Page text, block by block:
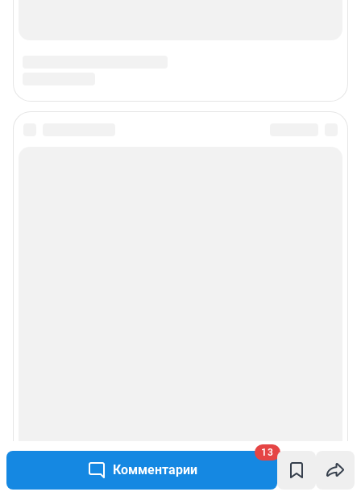
Комментарии
13